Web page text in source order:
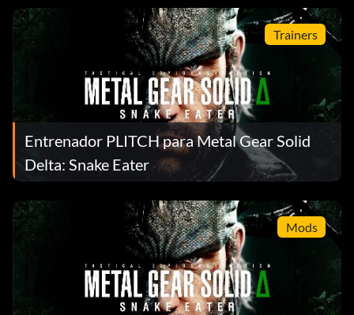
Trainers
Entrenador PLITCH para Metal Gear Solid
Delta: Snake Eater
Mods